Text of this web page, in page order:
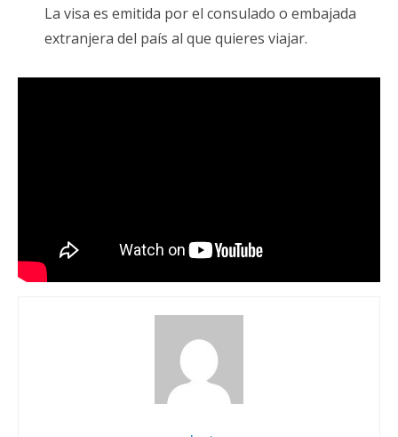
La visa es emitida por el consulado o embajada
extranjera del país al que quieres viajar.